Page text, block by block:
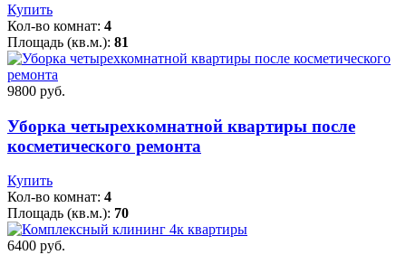
Купить
Кол-во комнат: 4
Площадь (кв.м.): 81
9800 pуб.
Уборка четырехкомнатной квартиры после
косметического ремонта
Купить
Кол-во комнат: 4
Площадь (кв.м.): 70
6400 pуб.